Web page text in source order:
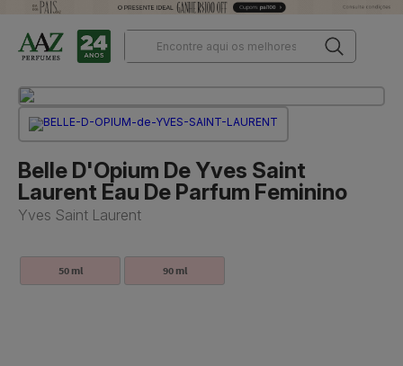
Belle D'Opium De Yves Saint
Laurent Eau De Parfum Feminino
Yves Saint Laurent
50 ml 90 ml